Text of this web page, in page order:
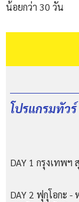
น้อยกว่า 30 วัน
โปรแกรมทัวร์
DAY 1 กรุงเทพฯ
DAY 2 ฟุกุโอกะ